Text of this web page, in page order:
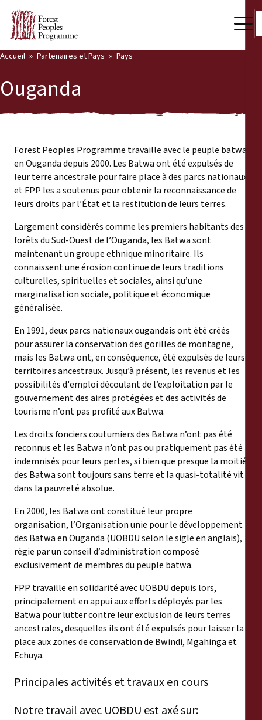
Qui nous sommes
Salle de presse
Nous soutenir
Notre travail
Voix des communautés
Partenaires et Pays
Back
Partenaires et Pays
Partenaires
Pays
Dernières actualités
Publications et ressources
Accueil Partenaires et Pays Pays
Ouganda
Forest Peoples Programme travaille avec le peuple batwa
en Ouganda depuis 2000. Les Batwa ont été expulsés de
leur terre ancestrale pour faire place à des parcs nationaux
et FPP les a soutenus pour obtenir la reconnaissance de
leurs droits par l’État et la restitution de leurs terres.
Largement considérés comme les premiers habitants des
forêts du Sud-Ouest de l’Ouganda, les Batwa sont
maintenant un groupe ethnique minoritaire. Ils
connaissent une érosion continue de leurs traditions
culturelles, spirituelles et sociales, ainsi qu’une
marginalisation sociale, politique et économique
généralisée.
En 1991, deux parcs nationaux ougandais ont été créés
pour assurer la conservation des gorilles de montagne,
mais les Batwa ont, en conséquence, été expulsés de leurs
territoires ancestraux. Jusqu’à présent, les revenus et les
possibilités d'emploi découlant de l’exploitation par le
gouvernement des aires protégées et des activités de
tourisme n’ont pas profité aux Batwa.
Les droits fonciers coutumiers des Batwa n’ont pas été
reconnus et les Batwa n’ont pas ou pratiquement pas été
indemnisés pour leurs pertes, si bien que presque la moitié
des Batwa sont toujours sans terre et la quasi-totalité vit
dans la pauvreté absolue.
En 2000, les Batwa ont constitué leur propre
organisation, l’Organisation unie pour le développement
des Batwa en Ouganda (UOBDU selon le sigle en anglais),
régie par un conseil d’administration composé
exclusivement de membres du peuple batwa.
FPP travaille en solidarité avec UOBDU depuis lors,
principalement en appui aux efforts déployés par les
Batwa pour lutter contre leur exclusion de leurs terres
ancestrales, desquelles ils ont été expulsés pour laisser la
place aux zones de conservation de Bwindi, Mgahinga et
Echuya.
Principales activités et travaux en cours
Notre travail avec UOBDU est axé sur: